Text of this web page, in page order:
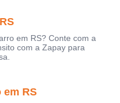
em RS? Conte com a
com a Zapay para
em RS